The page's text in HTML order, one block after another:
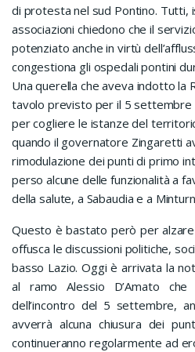
di protesta nel sud Pontino. Tutti,
associazioni chiedono che il
potenziato anche in virtù
congestiona gli ospedali pontini
Una querella che aveva indotto la
tavolo previsto per il 5 settembre
per cogliere le istanze del
quando il governatore Zingaretti
rimodulazione dei punti di primo
perso alcune delle funzionalità a
della salute, a Sabaudia e a
Questo è bastato però per
offusca le discussioni politiche,
basso Lazio. Oggi è arrivata la
al ramo Alessio D’Amato
dell’incontro del 5 settembre,
avverrà alcuna chiusura dei
continueranno regolarmente ad